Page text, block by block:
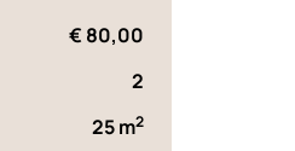
€ 80,00
2
25 m2